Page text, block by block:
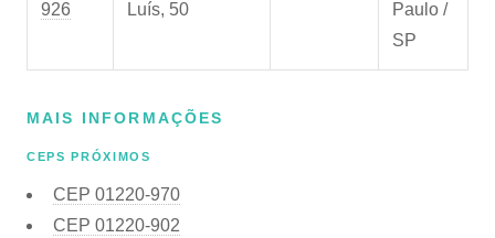
926
Luís, 50
Paulo /
SP
MAIS INFORMAÇÕES
CEPS PRÓXIMOS
CEP 01220-970
CEP 01220-902